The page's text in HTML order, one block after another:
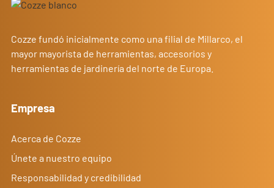
Cozze fundó inicialmente como una filial de Millarco, el
mayor mayorista de herramientas, accesorios y
herramientas de jardinería del norte de Europa.
Empresa
Acerca de Cozze
Únete a nuestro equipo
Responsabilidad y credibilidad